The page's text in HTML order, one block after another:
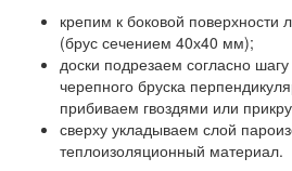
крепим к боковой поверхности
(брус сечением 40х40 мм);
доски подрезаем согласно
черепного бруска
прибиваем гвоздями или
сверху укладываем слой
теплоизоляционный материал.